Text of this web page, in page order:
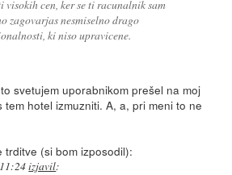
visokih cen, ker se ti racunalnik sam
zagovarjas nesmiselno drago
ki niso upravicene.
svetujem uporabnikom prešel na moj
hotel izmuzniti. A, a, pri meni to ne
(si bom izposodil):
izjavil: